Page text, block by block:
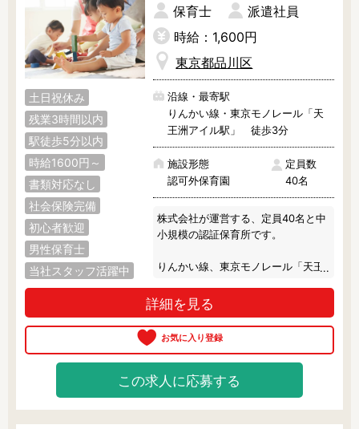
土日祝休み
残業3時間以内
駅徒歩5分以内
時給1600円～
書類対応なし
社会保険完備
初心者歓迎
男性保育士
当社スタッフ活躍中
保育士
派遣社員
時給：1,600円
東京都品川区
沿線・最寄駅
りんかい線・東京モノレール「天
王洲アイル駅」 徒歩3分
施設形態
認可外保育園
定員数
40名
株式会社が運営する、定員40名と中
小規模の認証保育所です。
りんかい線、東京モノレール「天王
楽々です♪
ワンフロアの園内は、とても綺麗で
広々しています。
独自で開発された全36冊の絵本を、
日々の遊び活動に取り入れていま
す。
毎月1冊の絵本をベースに、制作やリ
詳細を見る
この求人に応募する